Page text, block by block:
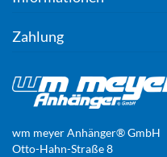
Zahlung
wm meyer Anhänger® GmbH
Otto-Hahn-Straße 8